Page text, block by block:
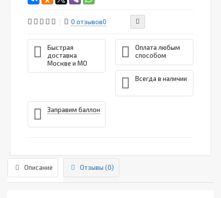
0 отзывов0
Быстрая
доставка
Москве и МО
Оплата любым
способом
Всегда в наличии
Заправим баллон
Описание Отзывы (0)